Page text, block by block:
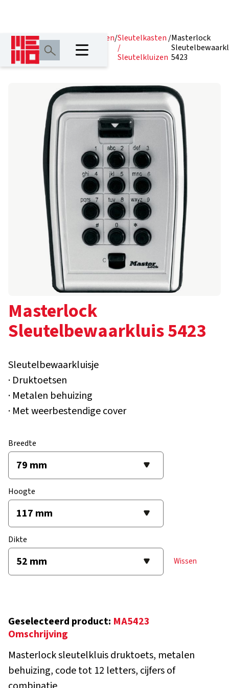
Home/Producten Hangsloten/Sleutelkasten
/
Sleutelkluizen
/Masterlock
5423
Masterlock
Sleutelbewaarkluis 5423
Sleutelbewaarkluisje
· Druktoetsen
· Metalen behuizing
· Met weerbestendige cover
Breedte
Hoogte
Dikte
Wissen
Geselecteerd product: MA5423
Omschrijving
Masterlock sleutelkluis druktoets, metalen
behuizing, code tot 12 letters, cijfers of